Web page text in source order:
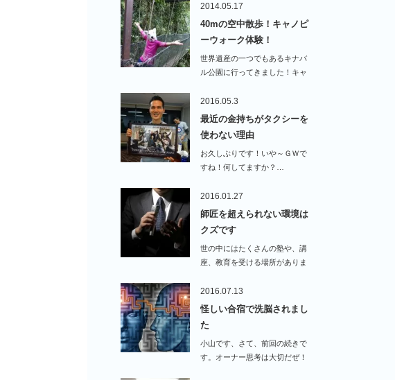
2014.05.17
40mの空中散歩！キャノピ
ーウォーク体験！
世界遺産の一つでもあるキナバ
ル公園に行ってきました！キャ
2016.05.3
最近の金持ちがタクシーを
使わない理由
お久しぶりです！いや～ＧＷで
すね！何してますか？…
2016.01.27
師匠を超えられない環境は
クズです
世の中にはたくさんの塾や、講
座、教育を受ける場所がありま
2016.07.13
怪しい合宿で洗脳されまし
た
小山です、さて、前回の続きで
す。オーナー思考は大切だぜ！